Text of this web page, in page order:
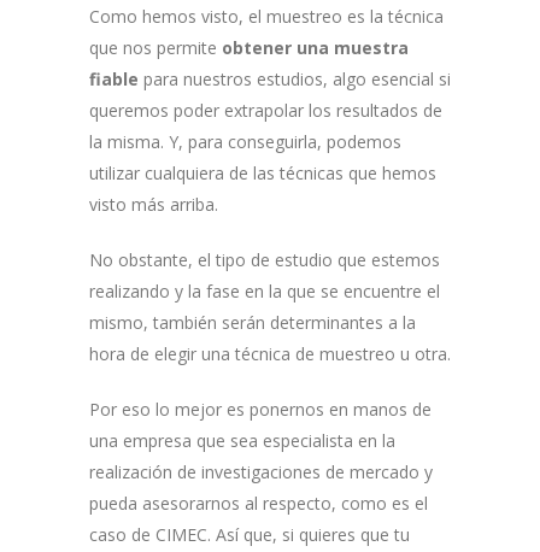
Como hemos visto, el muestreo es la técnica
que nos permite obtener una muestra
fiable para nuestros estudios, algo esencial si
queremos poder extrapolar los resultados de
la misma. Y, para conseguirla, podemos
utilizar cualquiera de las técnicas que hemos
visto más arriba.
No obstante, el tipo de estudio que estemos
realizando y la fase en la que se encuentre el
mismo, también serán determinantes a la
hora de elegir una técnica de muestreo u otra.
Por eso lo mejor es ponernos en manos de
una empresa que sea especialista en la
realización de investigaciones de mercado y
pueda asesorarnos al respecto, como es el
caso de CIMEC. Así que, si quieres que tu